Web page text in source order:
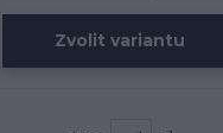
Zvolit variantu